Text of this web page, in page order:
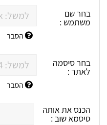
בחר שם
משתמש :
הסבר
בחר סיסמה
לאתר :
הסבר
הכנס את אותה
סיסמא שוב :